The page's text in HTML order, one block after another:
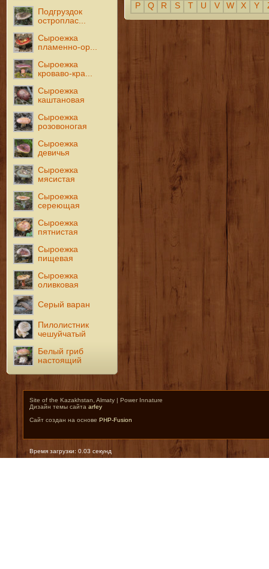
Подгруздок
остроплас...
Сыроежка
пламенно-ор...
Сыроежка
кроваво-кра...
Сыроежка
каштановая
Сыроежка
розовоногая
Сыроежка
девичья
Сыроежка
мясистая
Сыроежка
сереющая
Сыроежка
пятнистая
Сыроежка
пищевая
Сыроежка
оливковая
Серый варан
Пилолистник
чешуйчатый
Белый гриб
настоящий
P
Q R S T U V W X Y
Site of the Kazakhstan, Almaty | Power Innature
Дизайн темы сайта arfey
Сайт создан на основе PHP-Fusion
Время загрузки: 0.03 секунд